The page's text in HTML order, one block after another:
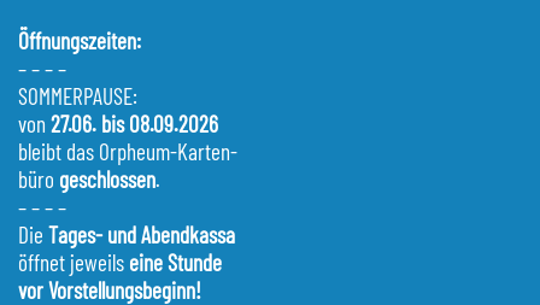
Öffnungszeiten:
– – – –
SOMMERPAUSE:
von 27.06. bis 08.09.2026
bleibt das Orpheum-Karten-
büro geschlossen.
– – – –
Die Tages- und Abendkassa
öffnet jeweils eine Stunde
vor Vorstellungsbeginn!